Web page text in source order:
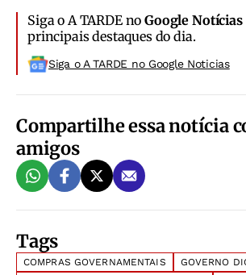
Siga o A TARDE noGoogle Notícias
principais destaques do dia.
Siga o A TARDE no Google Noticias
Compartilhe essa notícia
amigos
Tags
COMPRAS GOVERNAMENTAIS
GOVERNO